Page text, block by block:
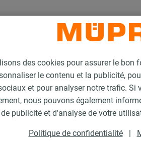
des cookies pour assurer le bon
le contenu et la publicité,
et pour analyser notre trafic. Si
nous pouvons également
publicité et d'analyse de votre
Politique de confidentialité |
Manchon de raccordement